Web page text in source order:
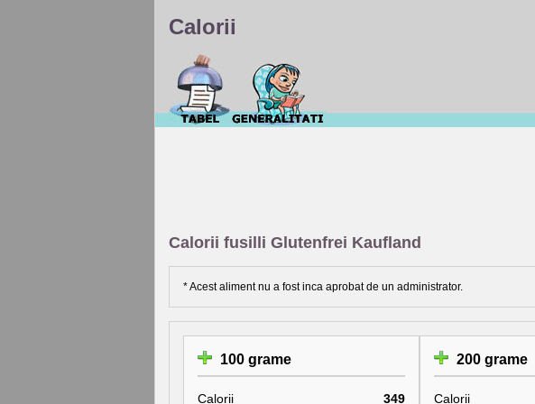
Calorii
Calorii fusilli Glutenfrei Kaufland
* Acest aliment nu a fost inca aprobat de un administrator.
100 grame
Calorii 349
200 grame
Calorii